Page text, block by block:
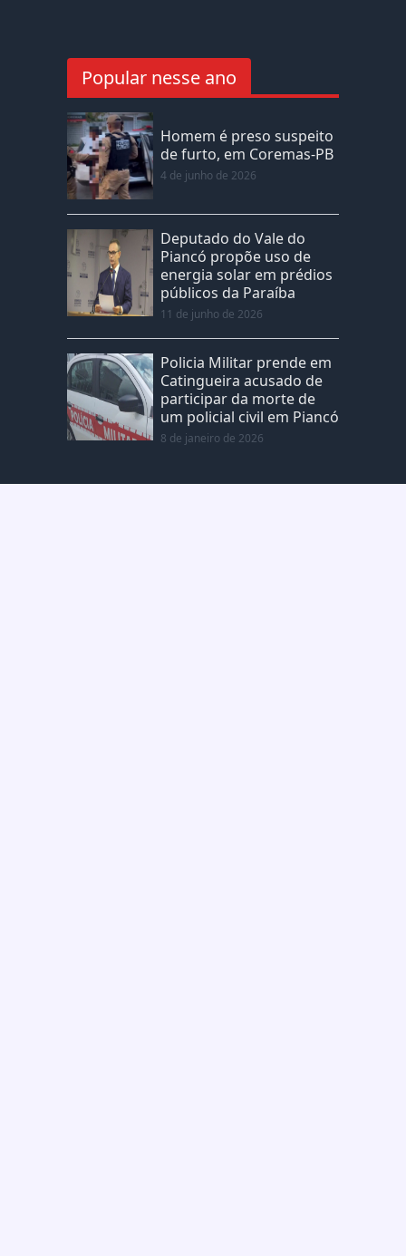
Popular nesse ano
Homem é preso suspeito
de furto, em Coremas-PB
4 de junho de 2026
Deputado do Vale do
Piancó propõe uso de
energia solar em prédios
públicos da Paraíba
11 de junho de 2026
Policia Militar prende em
Catingueira acusado de
participar da morte de
um policial civil em Piancó
8 de janeiro de 2026